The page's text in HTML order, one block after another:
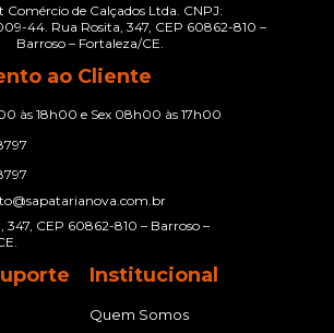
Comércio de Calçados Ltda. CNPJ:
44. Rua Rosita, 347, CEP 60862-810 –
Barroso – Fortaleza/CE.
ao Cliente
às 18h00 e Sex 08h00 às 17h00
347, CEP 60862-810 – Barroso –
Institucional
Quem Somos